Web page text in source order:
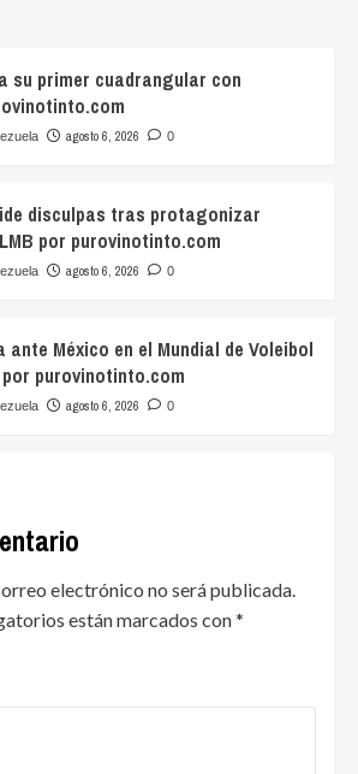
su primer cuadrangular con
agosto 6, 2026 0
disculpas tras protagonizar
por purovinotinto.com
agosto 6, 2026 0
ante México en el Mundial de Voleibol
por purovinotinto.com
agosto 6, 2026 0
electrónico no será publicada.
están marcados con*